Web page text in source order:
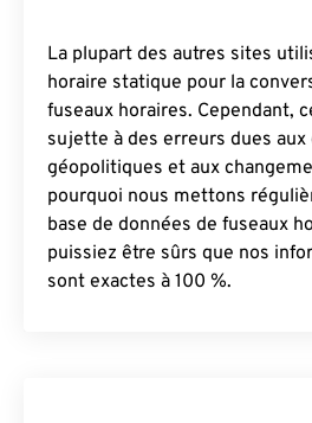
La plupart des autres sites
horaire statique pour la
fuseaux horaires. Cependant,
sujette à des erreurs dues
géopolitiques et aux
pourquoi nous mettons
base de données de fuseaux
puissiez être sûrs que nos
sont exactes à 100 %.